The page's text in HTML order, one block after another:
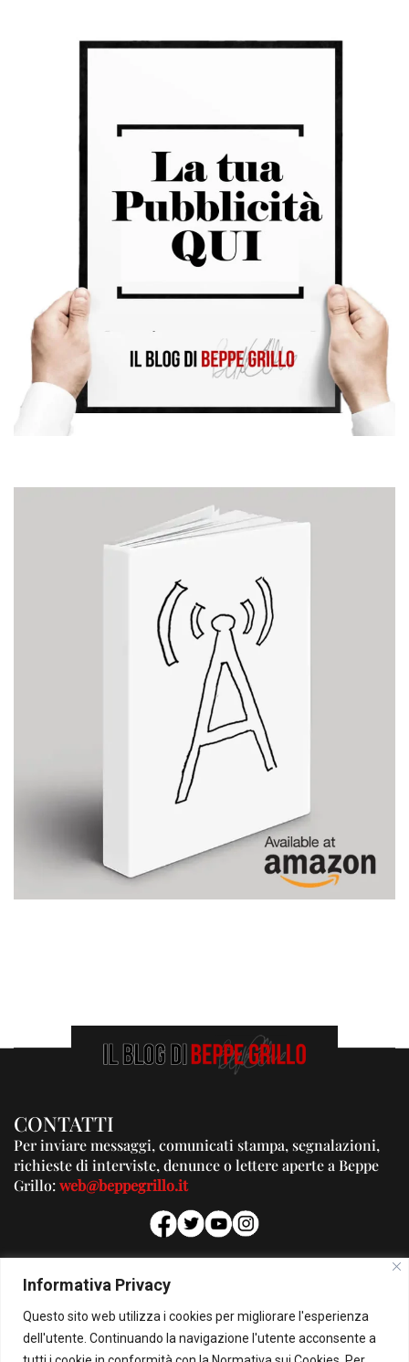
Informativa Privacy
Questo sito web utilizza i cookies per migliorare l'esperienza
dell'utente. Continuando la navigazione l'utente acconsente a
CONTATTI
Per inviare messaggi, comunicati stampa, segnalazioni,
richieste di interviste, denunce o lettere aperte a Beppe
Grillo:web@beppegrillo.it
PUBBLICITA'
Per la tua pubblicità su questo Blog:
pubblicita@beppegrillo.it